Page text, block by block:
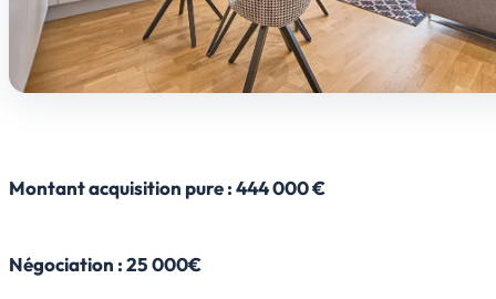
Montant acquisition pure : 444 000 €
Négociation : 25 000€